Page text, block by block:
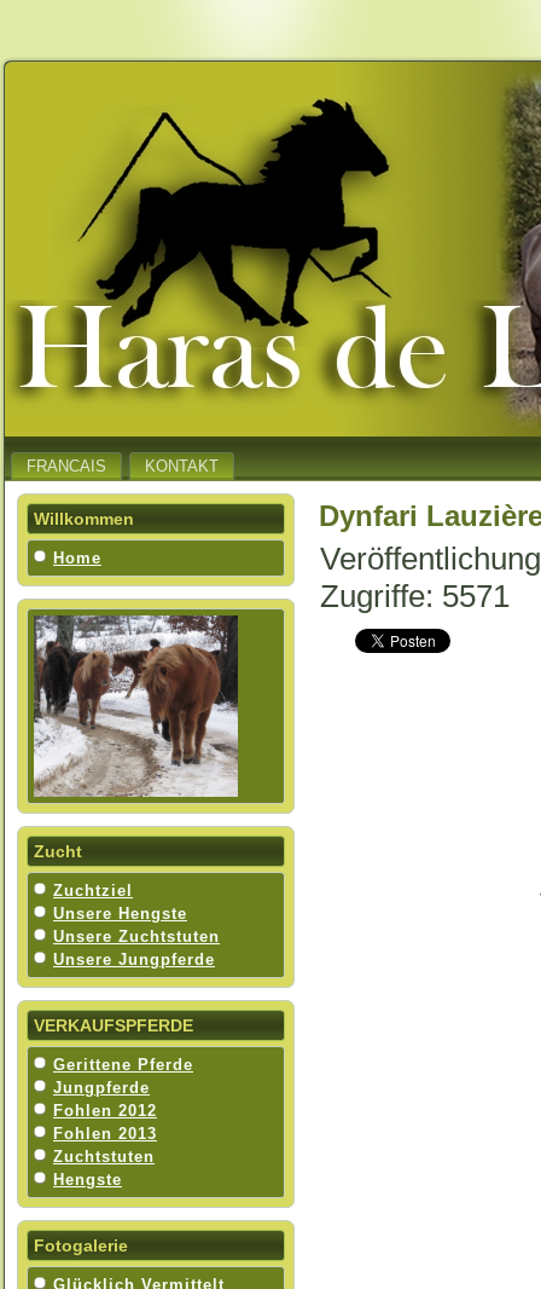
FRANCAIS KONTAKT
Willkommen
Home
Zucht
Zuchtziel
Unsere Hengste
Unsere Zuchtstuten
Unsere Jungpferde
VERKAUFSPFERDE
Gerittene Pferde
Jungpferde
Fohlen 2012
Fohlen 2013
Zuchtstuten
Hengste
Fotogalerie
Glücklich Vermittelt
Dynfari
Zugriffe: 5571